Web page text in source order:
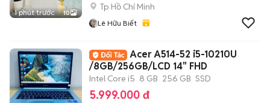
1 phút trước 10
Tp Hồ Chí Minh
Lê Hữu Biết
Acer A514-52 i5-10210U
/8GB/256GB/LCD 14" FHD
Intel Core i5 8 GB 256 GB SSD
5.999.000 đ